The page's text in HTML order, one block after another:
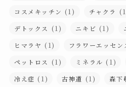
コスメキッチン (1) チャクラ
デトックス (1) ニキビ (1)
ヒマラヤ (1) フラワーエッセン
ペットロス (1) ミネラル (1)
冷え症 (1) 古神道 (1) 森下